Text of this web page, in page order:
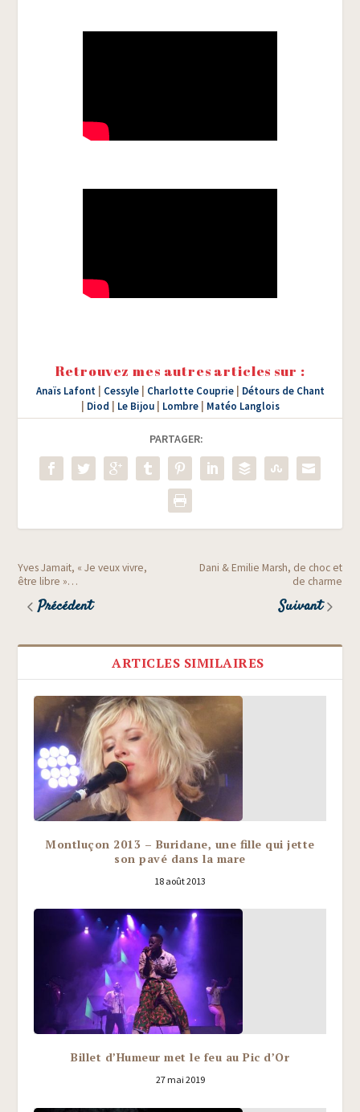
Retrouvez mes autres articles sur :
Anaïs Lafont| Cessyle| Charlotte Couprie| Détours de Chant
Diod Le Bijou| Lombre| Matéo Langlois
PARTAGER:
Yves Jamait, « Je veux vivre,
être libre »…
Précédent
Dani & Emilie Marsh, de choc et
de charme
Suivant
ARTICLES SIMILAIRES
Montluçon 2013 – Buridane, une fille qui jette
son pavé dans la mare
18 août 2013
Billet d’Humeur met le feu au Pic d’Or
27 mai 2019